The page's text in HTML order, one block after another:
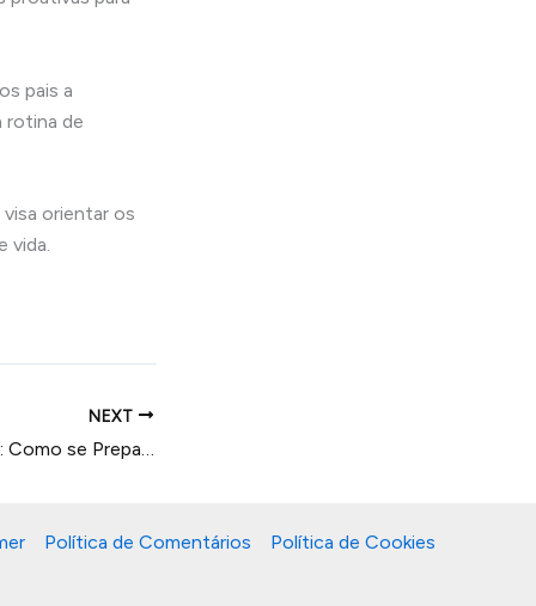
pais a
rotina de
orientar os
vida.
NEXT
Início do Desfralde: Como se Preparar
Política de Comentários Política de Cookies